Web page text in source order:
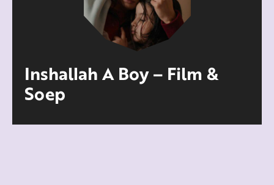
Inshallah A Boy – Film &
Soep